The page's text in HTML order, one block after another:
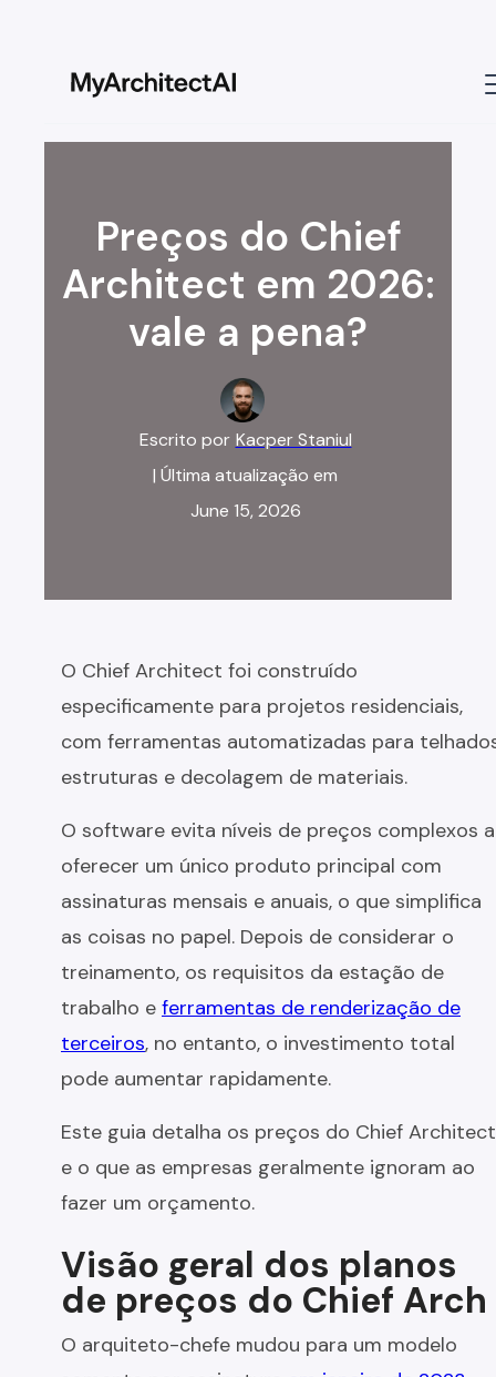
Preços do Chief
Architect em 2026:
vale a pena?
Escrito por Kacper Staniul
| Última atualização em
June 15, 2026
O Chief Architect foi construído
especificamente para projetos residenciais,
com ferramentas automatizadas para
estruturas e decolagem de materiais.
O software evita níveis de preços complexos
oferecer um único produto principal com
assinaturas mensais e anuais, o que simplifica
as coisas no papel. Depois de considerar o
treinamento, os requisitos da estação de
trabalho e ferramentas de renderização de
terceiros, no entanto, o investimento total
pode aumentar rapidamente.
Este guia detalha os preços do Chief Architect
e o que as empresas geralmente ignoram ao
fazer um orçamento.
Visão geral dos planos
de preços do Chief Arch
O arquiteto-chefe mudou para um modelo